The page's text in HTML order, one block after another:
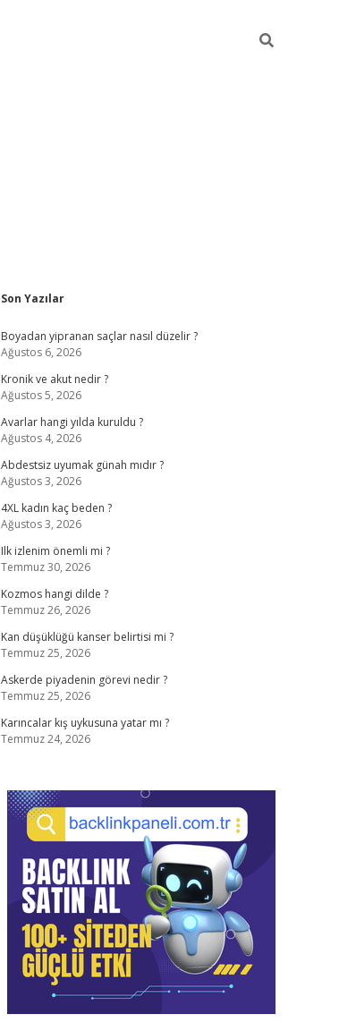
Sidebar
Son Yazılar
Boyadan yipranan saçlar nasıl düzelir ?
Ağustos 6, 2026
Kronik ve akut nedir ?
Ağustos 5, 2026
Avarlar hangi yılda kuruldu ?
Ağustos 4, 2026
Abdestsiz uyumak günah mıdır ?
Ağustos 3, 2026
4XL kadın kaç beden ?
Ağustos 3, 2026
Ilk izlenim önemli mi ?
Temmuz 30, 2026
Kozmos hangi dilde ?
Temmuz 26, 2026
Kan düşüklüğü kanser belirtisi mi ?
Temmuz 25, 2026
Askerde piyadenin görevi nedir ?
Temmuz 25, 2026
Karıncalar kış uykusuna yatar mı ?
Temmuz 24, 2026